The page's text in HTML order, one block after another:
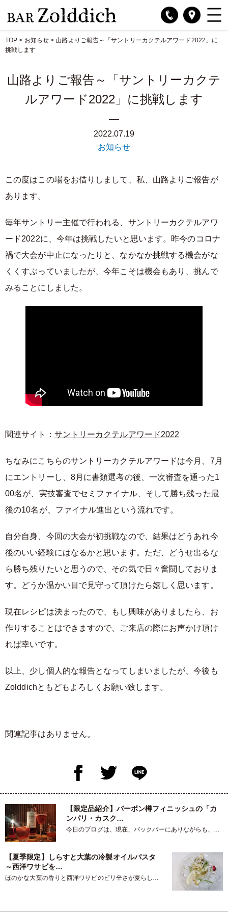
TOP > お知らせ > 山路よりご報告～「サントリーカクテルアワード2022」に
挑戦します
山路よりご報告～「サントリーカクテ
ルアワード2022」に挑戦します
2022.07.19
お知らせ
この度はこの場をお借りしまして、私、山路よりご報告が
あります。
毎年サントリー主催で行われる、サントリーカクテルアワ
ード2022に、今年は挑戦したいと思います。昨今のコロナ
禍で大会が中止になったりと、なかなか挑戦する機会がな
くくすぶっていましたが、今年こそは機会もあり、挑んで
みることにしました。
関連サイト： サントリーカクテルアワード2022
ちなみにこちらのサントリーカクテルアワードは今月、7月
にエントリーし、8月に書類選考の後、一次審査を通った1
00名が、実技審査でセミファイナル、そして勝ち残った最
後の10名が、ファイナル進出という流れです。
自分自身、今回の大会が初挑戦なので、結果はどうあれ今
後のいい経験にはなるかと思います。ただ、どうせ出るな
ら勝ち残りたいと思うので、その気で日々奮闘しておりま
す。どうか温かい目で見守って頂けたら嬉しく思います。
現在レシピは決まったので、もし興味がありましたら、お
作りすることはできますので、ご来店の際にお声かけ頂け
れば幸いです。
以上、少し個人的な報告となってしまいましたが、今後も
Zolddichともどもよろしくお願い致します。
関連記事はありません。
【限定品紹介】バーボン樽フィニッシュの「カ
ンパリ・カスク…
今日のブログは、現在、バックバーにありながらも、ま
【夏季限定】しらすと大葉の冷製オイルパスタ
～西洋ワサビを…
ほのかな大葉の香りと西洋ワサビのピリ辛さが夏らしい